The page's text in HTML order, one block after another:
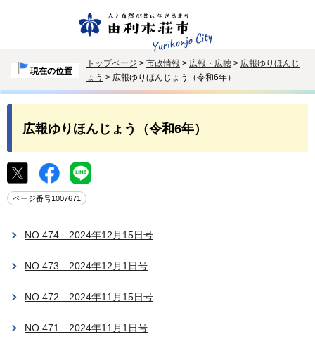
現在の位置
トップページ > 市政情報 > 広報・広聴 > 広報ゆりほんじ
ょう > 広報ゆりほんじょう（令和6年）
広報ゆりほんじょう（令和6年）
ページ番号1007671
NO.474 2024年12月15日号
NO.473 2024年12月1日号
NO.472 2024年11月15日号
NO.471 2024年11月1日号